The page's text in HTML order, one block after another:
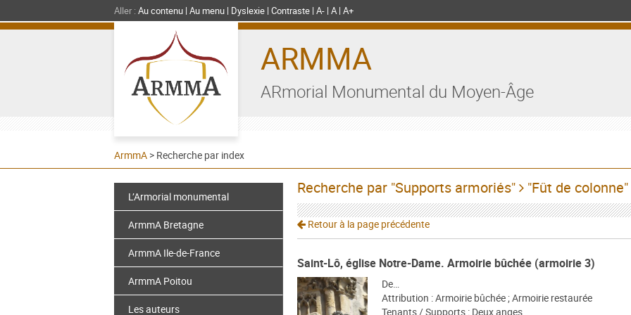
Aller : Au contenu Au menu Dyslexie Contraste A- A A+
ARMMA
ARmorial Monumental du Moyen-Âge
ArmmA > Recherche par index
L’Armorial monumental
ArmmA Bretagne
ArmmA Ile-de-France
ArmmA Poitou
Les auteurs
Recherche par "Supports armoriés" "Fût de colonne"
Retour à la page précédente
Saint-Lô, église Notre-Dame. Armoirie bûchée (armoirie 3)
De…
Attribution : Armoirie bûchée ; Armoirie restaurée
Tenants / Supports : Deux anges